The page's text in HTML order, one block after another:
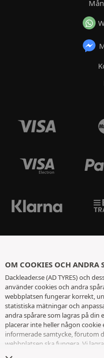
OM COOKIES OCH ANDRA
Dackleader.se (AD TYRES) och
använder cookies och andra
webbplatsen fungerar korrekt,
statistiska mätningar och
andra spårare som lagras på din
placerar inte heller någon
informerade samtycke, förutom
webbplatsen ska fungera. Vi